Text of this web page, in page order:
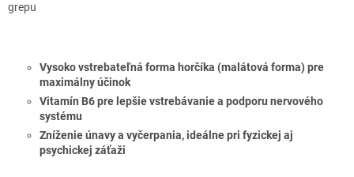
grepu
Vysoko vstrebateľná forma horčíka (malátová forma) pre
maximálny účinok
Vitamín B6 pre lepšie vstrebávanie a podporu nervového
systému
Zníženie únavy a vyčerpania, ideálne pri fyzickej aj
psychickej záťaži